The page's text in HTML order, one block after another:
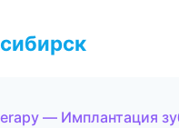
— Имплантация